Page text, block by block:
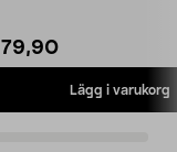
79,90
Lägg i varukorg